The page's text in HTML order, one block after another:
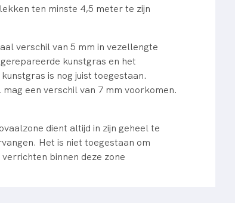
ten minste 4,5 meter te zijn
verschil van 5 mm in vezellengte
kunstgras en het
is nog juist toegestaan.
mag een verschil van 7 mm voorkomen.
dient altijd in zijn geheel te
Het is niet toegestaan om
binnen deze zone